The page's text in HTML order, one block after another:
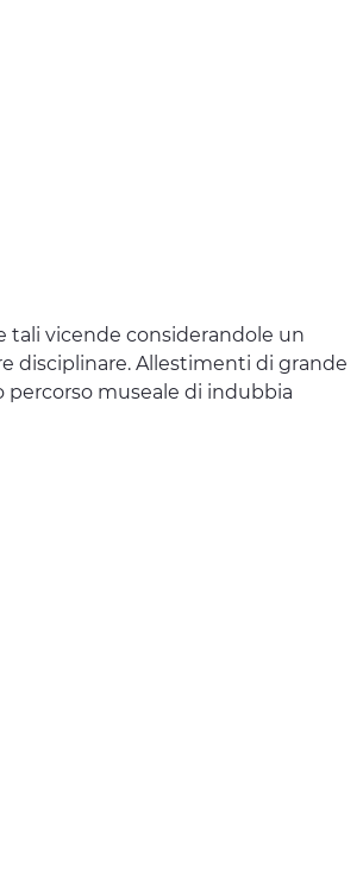
tali vicende considerandole un
disciplinare. Allestimenti di grande
museale di indubbia